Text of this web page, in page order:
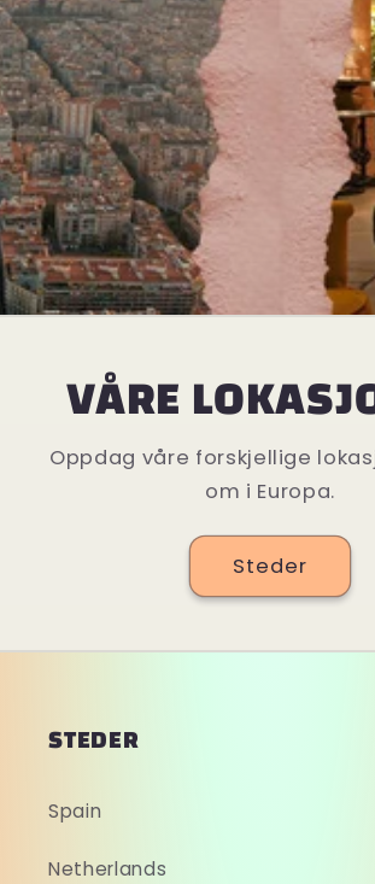
VÅRE
Oppdag våre forskjellige
om i Europa.
Steder
STEDER
Spain
Netherlands